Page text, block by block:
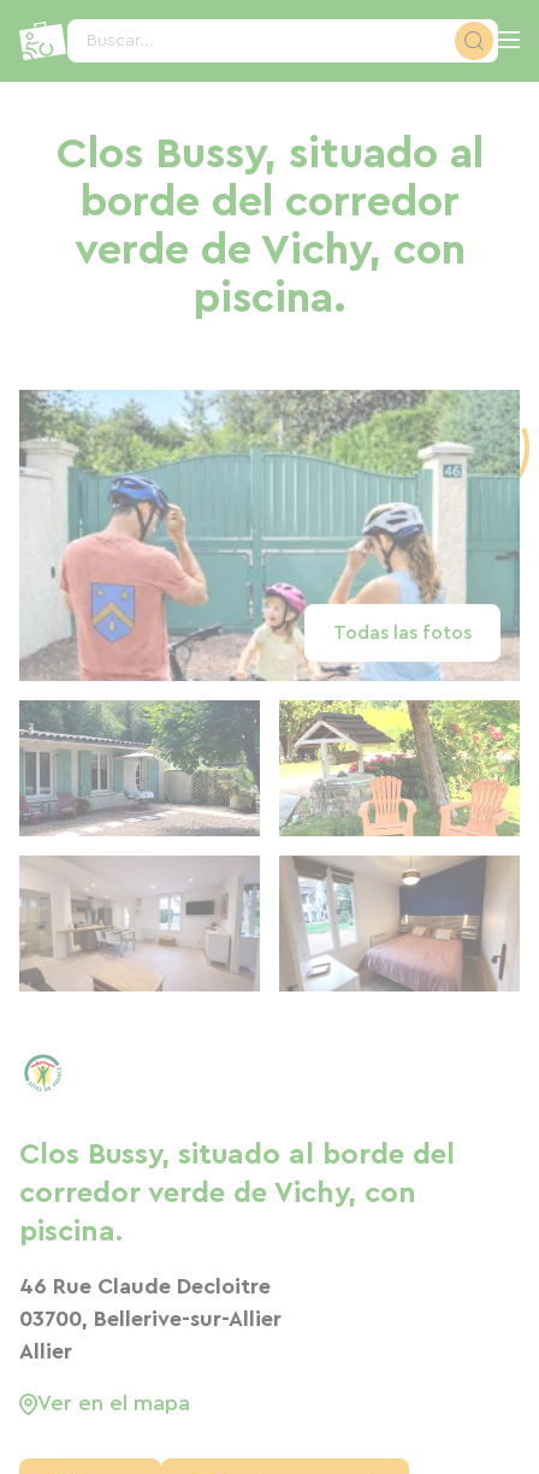
Buscar...
Clos Bussy, situado al
borde del corredor
verde de Vichy, con
piscina.
Todas las fotos
Clos Bussy, situado al borde del
corredor verde de Vichy, con
piscina.
46 Rue Claude Decloitre
03700, Bellerive-sur-Allier
Allier
Ver en el mapa
Panel de gestión de cookies